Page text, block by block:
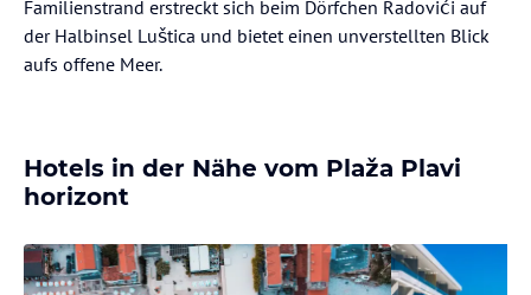
Familienstrand erstreckt sich beim Dörfchen Radovići auf
der Halbinsel Luštica und bietet einen unverstellten Blick
aufs offene Meer.
Hotels in der Nähe vom Plaža Plavi
horizont